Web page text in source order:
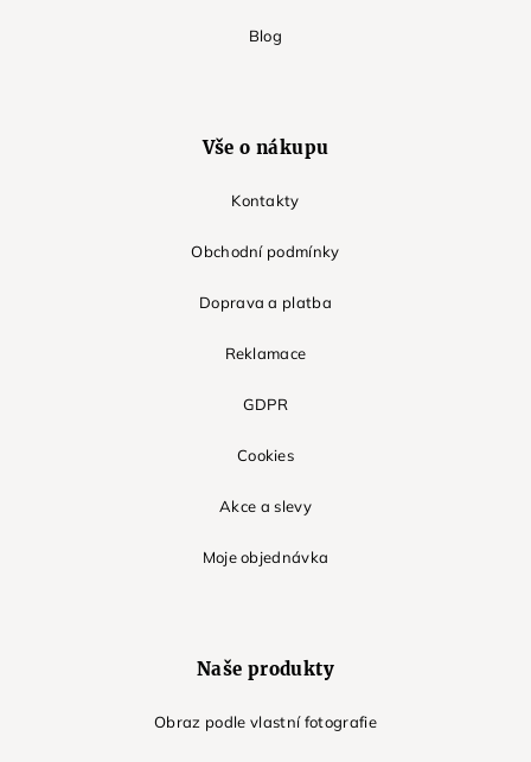
Blog
Vše o nákupu
Kontakty
Obchodní podmínky
Doprava a platba
Reklamace
GDPR
Cookies
Akce a slevy
Moje objednávka
Naše produkty
Obraz podle vlastní fotografie